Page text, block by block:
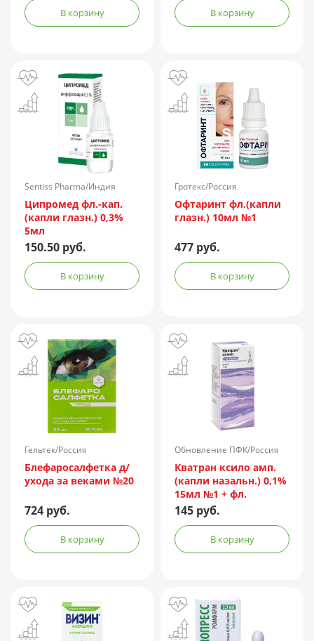
В корзину В корзину
Sentiss Pharma/Индия
Ципромед фл.-кап.
(капли глазн.) 0,3%
5мл
150.50 руб.
В корзину
Гротекс/Россия
Офтаринт фл.(капли
глазн.) 10мл №1
477 руб.
В корзину
Гельтек/Россия
Блефаросалфетка д/
ухода за веками №20
724 руб.
В корзину
Обновление ПФК/Россия
Кватран ксило амп.
(капли назальн.) 0,1%
15мл №1 + фл.
145 руб.
В корзину